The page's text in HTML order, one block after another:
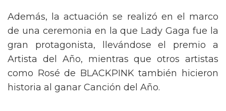
Además, la actuación se realizó en el marco
de una ceremonia en la que Lady Gaga fue la
gran protagonista, llevándose el premio a
Artista del Año, mientras que otros artistas
como Rosé de BLACKPINK también hicieron
historia al ganar Canción del Año.